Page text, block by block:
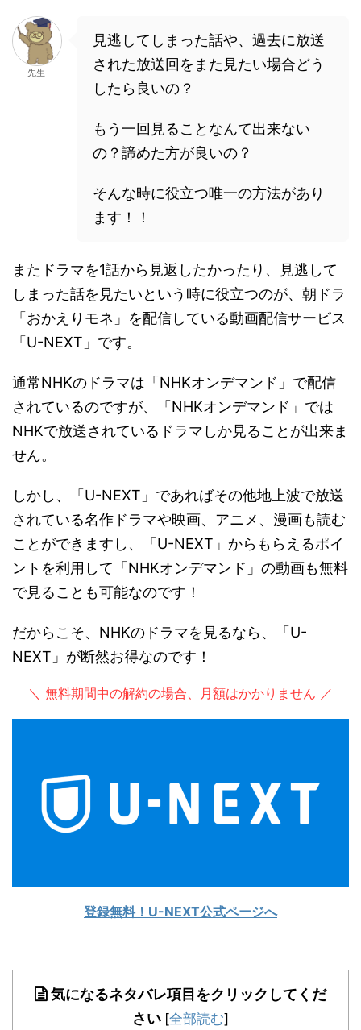
先生
見逃してしまった話や、過去に放送
された放送回をまた見たい場合どう
したら良いの？
もう一回見ることなんて出来ない
の？諦めた方が良いの？
そんな時に役立つ唯一の方法があり
ます！！
またドラマを1話から見返したかったり、見逃して
しまった話を見たいという時に役立つのが、朝ドラ
「おかえりモネ」を配信している動画配信サービス
「U-NEXT」です。
通常NHKのドラマは「NHKオンデマンド」で配信
されているのですが、「NHKオンデマンド」では
NHKで放送されているドラマしか見ることが出来ま
せん。
しかし、「U-NEXT」であればその他地上波で放送
されている名作ドラマや映画、アニメ、漫画も読む
ことができますし、「U-NEXT」からもらえるポイ
ントを利用して「NHKオンデマンド」の動画も無料
で見ることも可能なのです！
だからこそ、NHKのドラマを見るなら、「U-
NEXT」が断然お得なのです！
＼ 無料期間中の解約の場合、月額はかかりません ／
登録無料！U-NEXT公式ページへ
気になるネタバレ項目をクリックしてくだ
さい [全部読む]